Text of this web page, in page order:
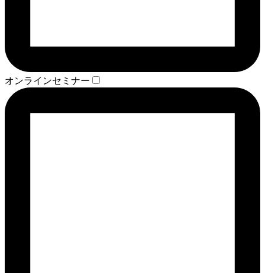
オンラインセミナー